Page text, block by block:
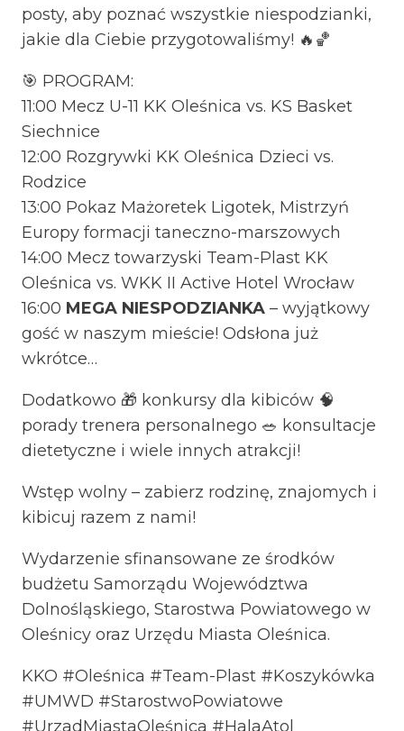
posty, aby poznać wszystkie niespodzianki,
jakie dla Ciebie przygotowaliśmy! 🔥🏀
🎯 PROGRAM:
11:00 Mecz U-11 KK Oleśnica vs. KS Basket
Siechnice
12:00 Rozgrywki KK Oleśnica Dzieci vs.
Rodzice
13:00 Pokaz Mażoretek Ligotek, Mistrzyń
Europy formacji taneczno-marszowych
14:00 Mecz towarzyski Team-Plast KK
Oleśnica vs. WKK II Active Hotel Wrocław
16:00 MEGA NIESPODZIANKA – wyjątkowy
gość w naszym mieście! Odsłona już
wkrótce…
Dodatkowo 🎁 konkursy dla kibiców 🧠
porady trenera personalnego 🥗 konsultacje
dietetyczne i wiele innych atrakcji!
Wstęp wolny – zabierz rodzinę, znajomych i
kibicuj razem z nami!
Wydarzenie sfinansowane ze środków
budżetu Samorządu Województwa
Dolnośląskiego, Starostwa Powiatowego w
Oleśnicy oraz Urzędu Miasta Oleśnica.
KKO #Oleśnica #Team-Plast #Koszykówka
#UMWD #StarostwoPowiatowe
#UrzadMiastaOleśnica #HalaAtol